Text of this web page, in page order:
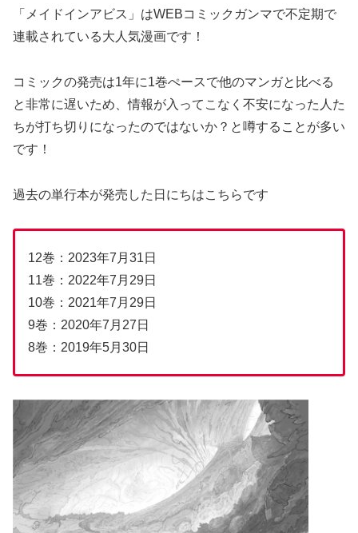
「メイドインアビス」はWEBコミックガンマで不定期で
連載されている大人気漫画です！
コミックの発売は1年に1巻ぺースで他のマンガと比べる
と非常に遅いため、情報が入ってこなく不安になった人た
ちが打ち切りになったのではないか？と噂することが多い
です！
過去の単行本が発売した日にちはこちらです
12巻：2023年7月31日
11巻：2022年7月29日
10巻：2021年7月29日
9巻：2020年7月27日
8巻：2019年5月30日